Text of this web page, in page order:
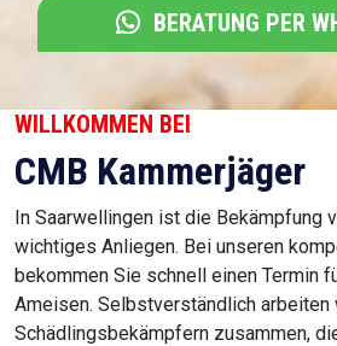
BERATUNG PER
WILLKOMMEN BEI
CMB Kammerjäger
In Saarwellingen ist die Bekämpfung
wichtiges Anliegen. Bei unseren
bekommen Sie schnell einen Termin
Ameisen. Selbstverständlich
Schädlingsbekämpfern zusammen,